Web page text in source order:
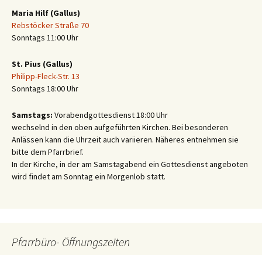
Maria Hilf (Gallus)
Rebstöcker Straße 70
Sonntags 11:00 Uhr
St. Pius (Gallus)
Philipp-Fleck-Str. 13
Sonntags 18:00 Uhr
Samstags: Vorabendgottesdienst 18:00 Uhr
wechselnd in den oben aufgeführten Kirchen. Bei besonderen
Anlässen kann die Uhrzeit auch variieren. Näheres entnehmen sie
bitte dem Pfarrbrief.
In der Kirche, in der am Samstagabend ein Gottesdienst angeboten
wird findet am Sonntag ein Morgenlob statt.
Pfarrbüro- Öffnungszeiten